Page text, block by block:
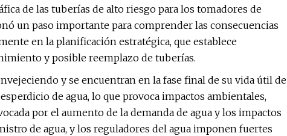
de las tuberías de alto riesgo para los tomadores de
un paso importante para comprender las consecuencias
en la planificación estratégica, que establece
y posible reemplazo de tuberías.
y se encuentran en la fase final de su vida útil de
de agua, lo que provoca impactos ambientales,
por el aumento de la demanda de agua y los impactos
de agua, y los reguladores del agua imponen fuertes